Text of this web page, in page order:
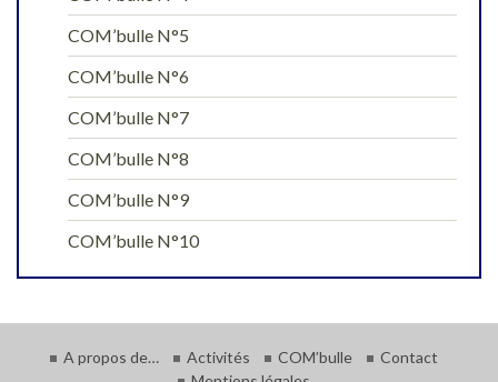
COM’bulle N°5
COM’bulle N°6
COM’bulle N°7
COM’bulle N°8
COM’bulle N°9
COM’bulle N°10
A propos de… Activités COM’bulle
Contact